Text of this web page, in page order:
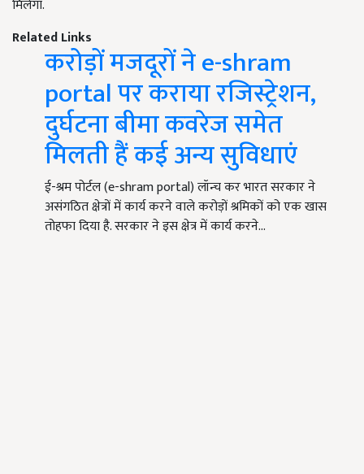
मिलेगा.
Related Links
करोड़ों मजदूरों ने e-shram
portal पर कराया रजिस्ट्रेशन,
दुर्घटना बीमा कवरेज समेत
मिलती हैं कई अन्य सुविधाएं
ई-श्रम पोर्टल (e-shram portal) लॉन्च कर भारत सरकार ने
असंगठित क्षेत्रों में कार्य करने वाले करोड़ों श्रमिकों को एक खास
तोहफा दिया है. सरकार ने इस क्षेत्र में कार्य करने…